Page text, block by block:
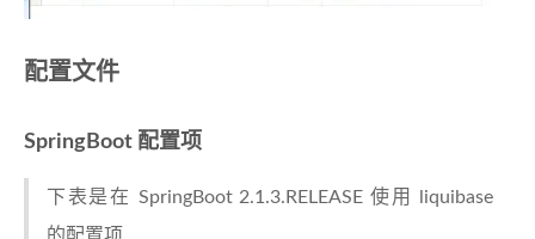
配置文件
SpringBoot 配置项
下表是在 SpringBoot 2.1.3.RELEASE 使用 liquibase